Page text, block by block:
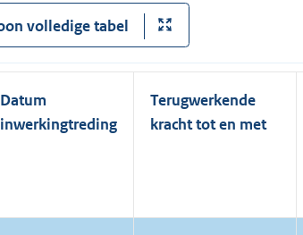
volledige tabel
Datum
inwerkingtreding
Terugwerkende
kracht tot en met